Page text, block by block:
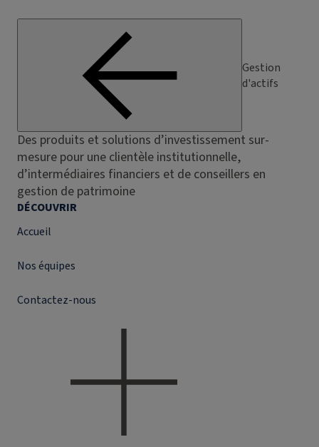
Gestion
d'actifs
Des produits et solutions d’investissement sur-
mesure pour une clientèle institutionnelle,
d’intermédiaires financiers et de conseillers en
gestion de patrimoine
DÉCOUVRIR
Accueil
Nos équipes
Contactez-nous